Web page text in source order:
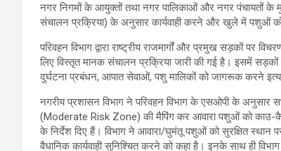
नगर निगमों के आयुक्तों तथा नगर पालिकाओं और नगर पंचायतों के
संचालन प्रक्रिया) के अनुसार कार्यवाही करने और खुले में पशुओं
परिवहन विभाग द्वारा राष्ट्रीय राजमार्गों और प्रमुख सड़कों
लिए विस्तृत मानक संचालन प्रक्रिया जारी की गई है। इसमें
दुर्घटना प्रबंधन, आपात सेवाओं, पशु मालिकों को जागरूक करने
नगरीय प्रशासन विभाग ने परिवहन विभाग के एसओपी के अनुसार
(Moderate Risk Zone) की मैपिंग कर आवारा पशुओं को काउ-
के निर्देश दिए हैं। विभाग ने आवारा/घुमंतू पशुओं को सुरक्षित
वैधानिक कार्यवाही सुनिश्चित करने को कहा है। इनके साथ ही